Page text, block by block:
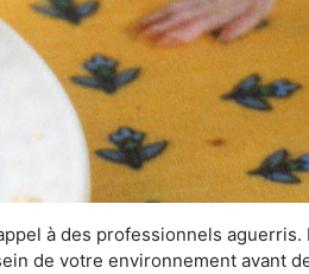
à des professionnels
de votre environnement avant